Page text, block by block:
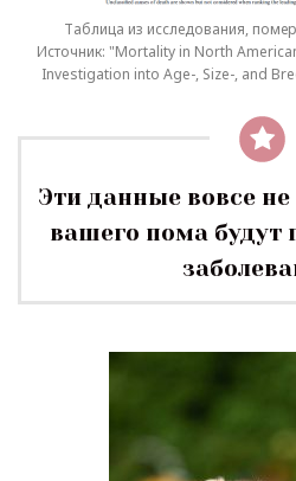
Таблица из исследования,
Источник: "Mortality in North
Investigation into Age-, Size-, and
Эти данные вовсе
вашего пома будут